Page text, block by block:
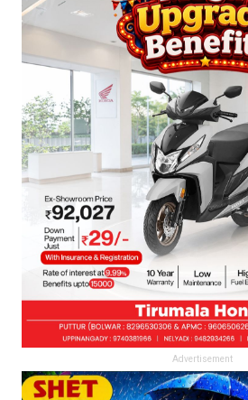
Advertisement